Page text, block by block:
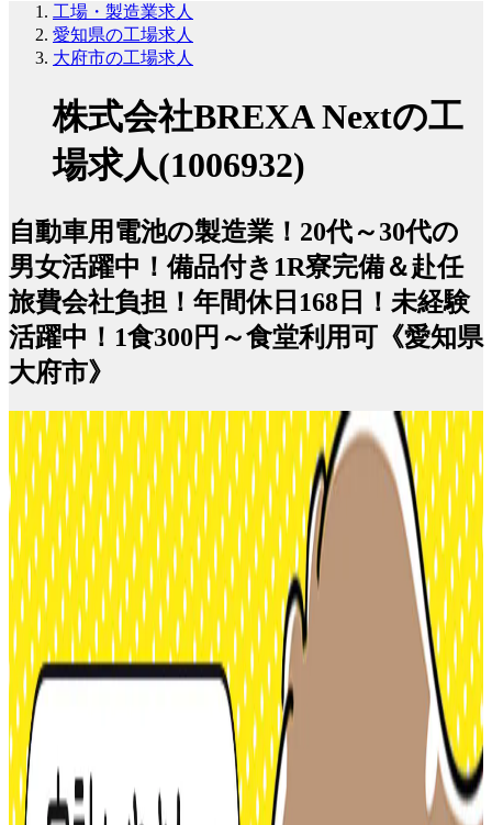
工場・製造業求人
愛知県の工場求人
大府市の工場求人
株式会社BREXA Nextの工
場求人(1006932)
自動車用電池の製造業！20代～30代の
男女活躍中！備品付き1R寮完備＆赴任
旅費会社負担！年間休日168日！未経験
活躍中！1食300円～食堂利用可《愛知県
大府市》